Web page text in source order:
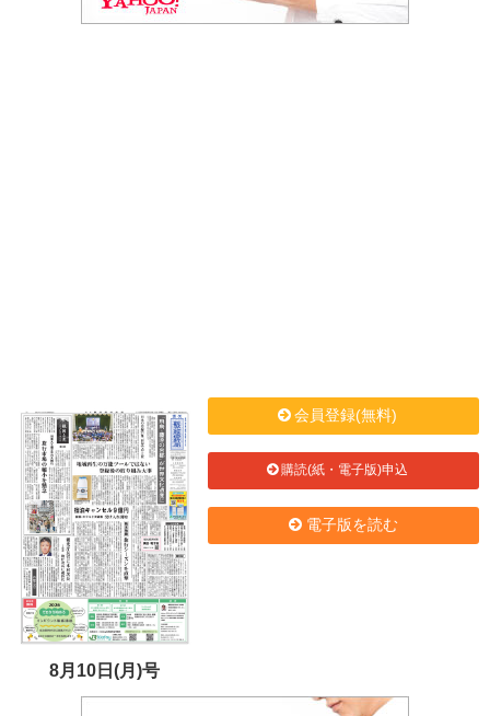
8月10日(月)号
会員登録(無料)
購読(紙・電子版)申込
電子版を読む